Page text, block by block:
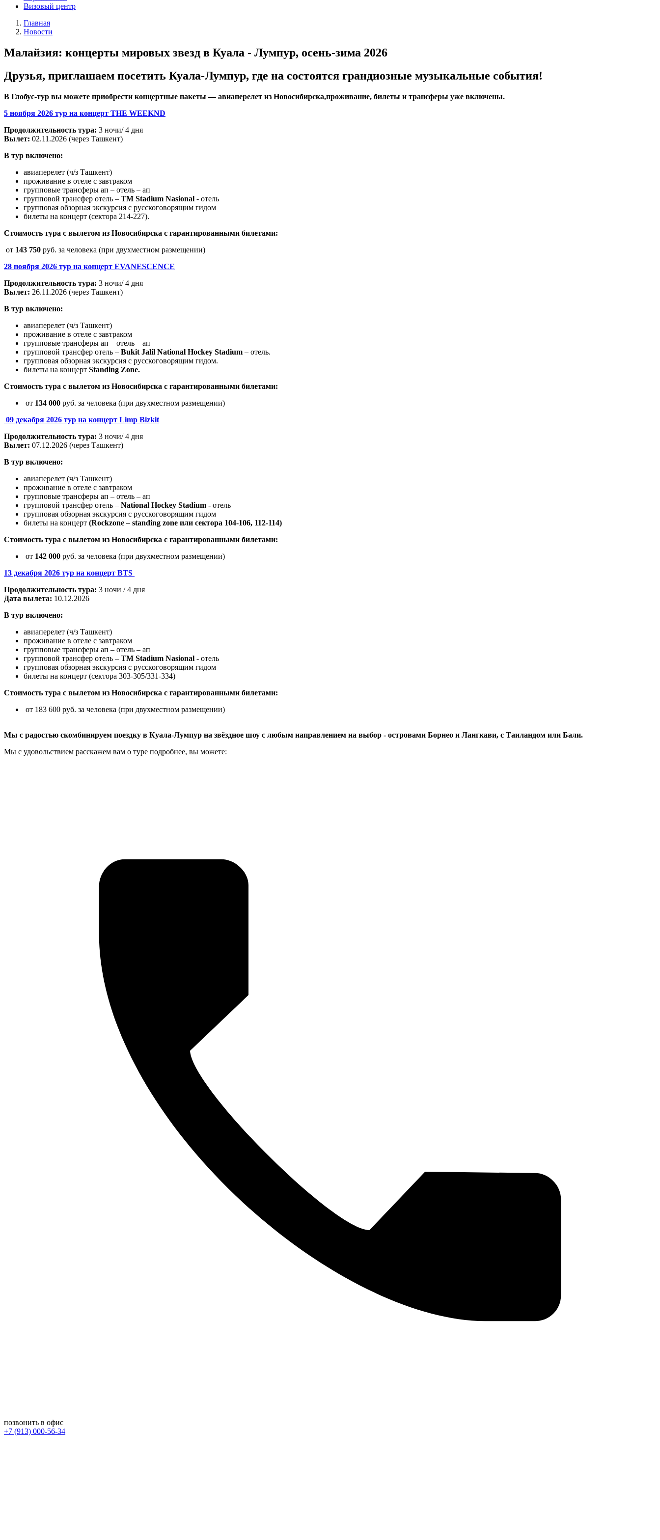
Визовый центр
Главная
Новости
Малайзия: концерты мировых звезд в Куала - Лумпур, осень-зима 2026
Друзья, приглашаем посетить Куала-Лумпур, где на состоятся грандиозные музыкальные события!
В Глобус-тур вы можете приобрести концертные пакеты — авиаперелет из Новосибирска,проживание, билеты и трансферы уже включены.
5 ноября 2026 тур на концерт THE WEEKND
Продолжительность тура: 3 ночи/ 4 дня
Вылет: 02.11.2026 (через Ташкент)
В тур включено:
авиаперелет (ч/з Ташкент)
проживание в отеле с завтраком
групповые трансферы ап – отель – ап
групповой трансфер отель – TM Stadium Nasional - отель
групповая обзорная экскурсия с русскоговорящим гидом
билеты на концерт (сектора 214-227).
Стоимость тура с вылетом из Новосибирска с гарантированными билетами:
от 143 750 руб. за человека (при двухместном размещении)
28 ноября 2026 тур на концерт EVANESCENCE
Продолжительность тура: 3 ночи/ 4 дня
Вылет: 26.11.2026 (через Ташкент)
В тур включено:
авиаперелет (ч/з Ташкент)
проживание в отеле с завтраком
групповые трансферы ап – отель – ап
групповой трансфер отель – Bukit Jalil National Hockey Stadium – отель.
групповая обзорная экскурсия с русскоговорящим гидом.
билеты на концерт Standing Zone.
Стоимость тура с вылетом из Новосибирска с гарантированными билетами:
от 134 000 руб. за человека (при двухместном размещении)
09 декабря 2026 тур на концерт Limp Bizkit
Продолжительность тура: 3 ночи/ 4 дня
Вылет: 07.12.2026 (через Ташкент)
В тур включено:
авиаперелет (ч/з Ташкент)
проживание в отеле с завтраком
групповые трансферы ап – отель – ап
групповой трансфер отель – National Hockey Stadium - отель
групповая обзорная экскурсия с русскоговорящим гидом
билеты на концерт (Rockzone – standing zone или сектора 104-106, 112-114)
Стоимость тура с вылетом из Новосибирска с гарантированными билетами:
от 142 000 руб. за человека (при двухместном размещении)
13 декабря 2026 тур на концерт BTS
Продолжительность тура: 3 ночи / 4 дня
Дата вылета: 10.12.2026
В тур включено:
авиаперелет (ч/з Ташкент)
проживание в отеле с завтраком
групповые трансферы ап – отель – ап
групповой трансфер отель – TM Stadium Nasional - отель
групповая обзорная экскурсия с русскоговорящим гидом
билеты на концерт (сектора 303-305/331-334)
Стоимость тура с вылетом из Новосибирска с гарантированными билетами:
от 183 600 руб. за человека (при двухместном размещении)
Мы с радостью скомбинируем поездку в Куала-Лумпур на звёздное шоу с любым направлением на выбор - островами Борнео и Лангкави, с Таиландом или Бали.
Мы с удовольствием расскажем вам о туре подробнее, вы можете:
позвонить в офис
+7 (913) 000-56-34